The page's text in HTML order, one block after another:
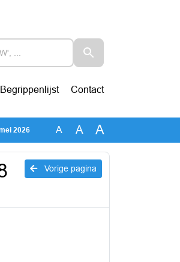
Begrippenlijst Contact
2026 A A A
Vorige pagina